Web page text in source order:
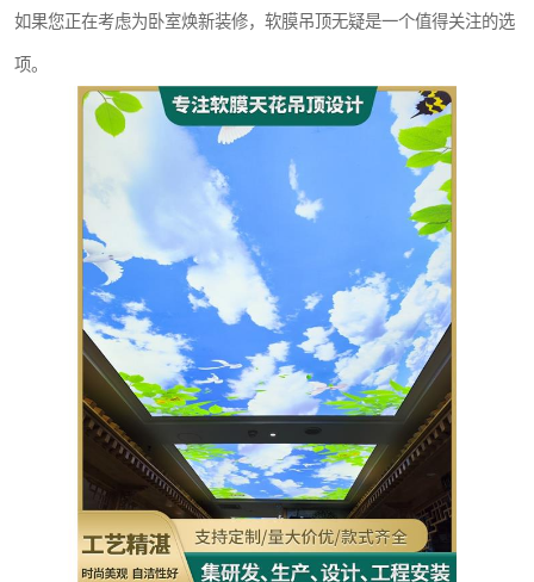
如果您正在考虑为卧室焕新装修，软膜吊顶无疑是一个值得关注的选
项。